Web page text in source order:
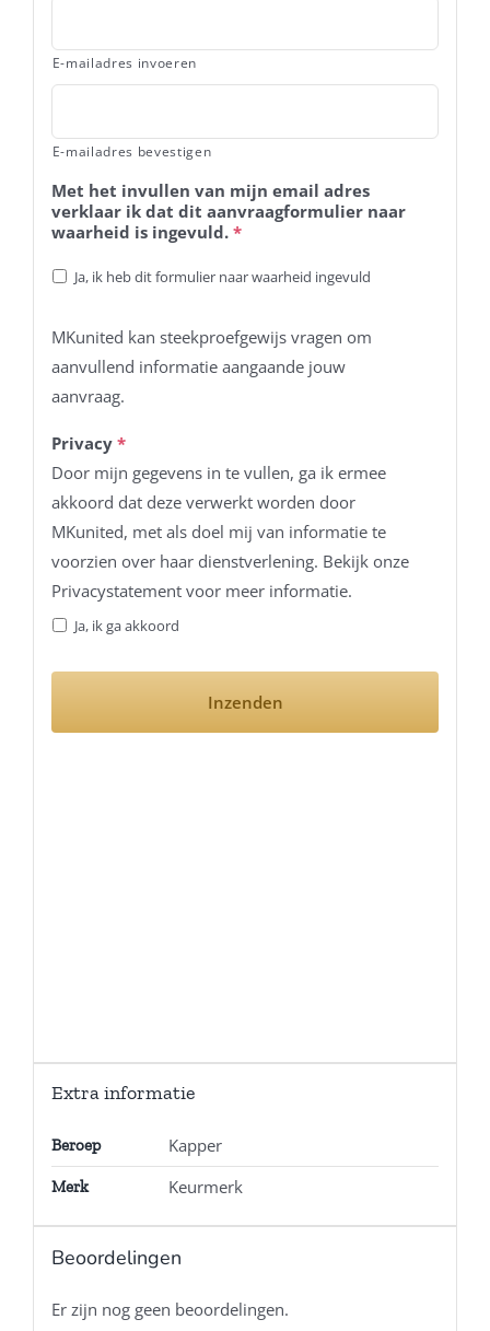
E-mailadres invoeren
E-mailadres bevestigen
Met het invullen van mijn email adres
verklaar ik dat dit aanvraagformulier naar
waarheid is ingevuld. *
Ja, ik heb dit formulier naar waarheid ingevuld
MKunited kan steekproefgewijs vragen om
aanvullend informatie aangaande jouw
aanvraag.
Privacy *
Door mijn gegevens in te vullen, ga ik ermee
akkoord dat deze verwerkt worden door
MKunited, met als doel mij van informatie te
voorzien over haar dienstverlening. Bekijk onze
Privacystatement voor meer informatie.
Ja, ik ga akkoord
Extra informatie
Beroep Kapper
Merk Keurmerk
Beoordelingen
Er zijn nog geen beoordelingen.